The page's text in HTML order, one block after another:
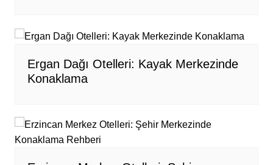
Ergan Dağı Otelleri: Kayak Merkezinde
Konaklama